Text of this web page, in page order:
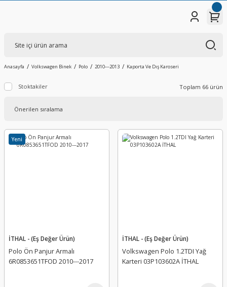
Anasayfa Volkswagen Binek Polo 2010---2013 Kaporta Ve Dış Karoseri
Stoktakiler Toplam 66 ürün
Yeni
İTHAL - (Eş Değer Ürün)
Polo Ön Panjur Armalı
6R0853651TFOD 2010---2017
İTHAL - (Eş Değer Ürün)
Volkswagen Polo 1.2TDI Yağ
Karteri 03P103602A İTHAL